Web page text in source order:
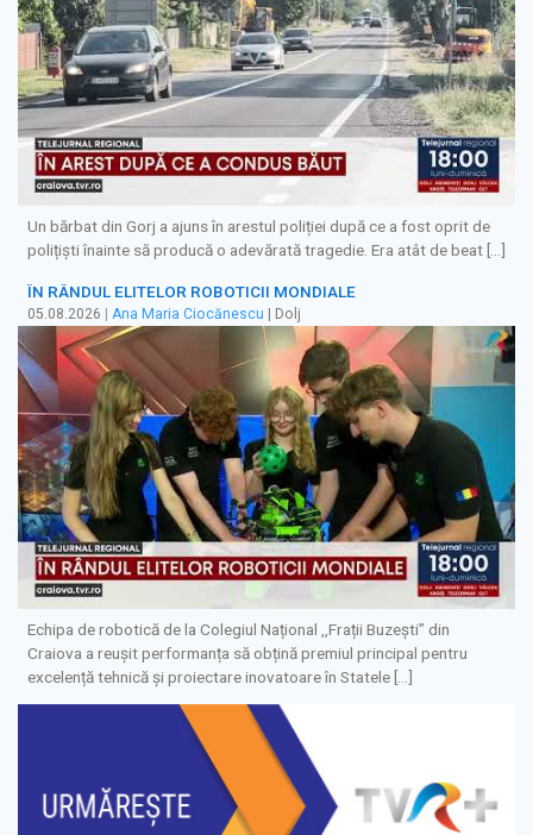
Un bărbat din Gorj a ajuns în arestul poliției după ce a fost oprit de
polițiști înainte să producă o adevărată tragedie. Era atât de beat […]
ÎN RÂNDUL ELITELOR ROBOTICII MONDIALE
05.08.2026 | Ana Maria Ciocănescu | Dolj
Echipa de robotică de la Colegiul Național ,,Frații Buzești” din
Craiova a reușit performanța să obțină premiul principal pentru
excelență tehnică și proiectare inovatoare în Statele […]